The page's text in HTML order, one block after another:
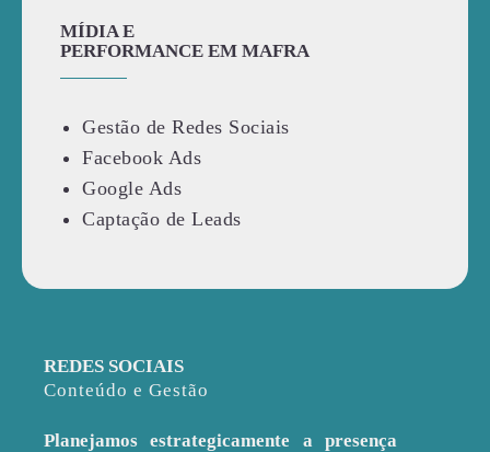
MÍDIA E
PERFORMANCE EM MAFRA
Gestão de Redes Sociais
Facebook Ads
Google Ads
Captação de Leads
REDES SOCIAIS
Conteúdo e Gestão
Planejamos estrategicamente a presença